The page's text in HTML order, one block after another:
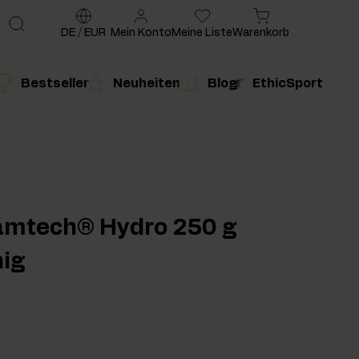
Bestseller Neuheiten Blog EthicSport
DE / EUR Mein Konto Meine ListeWarenkorb
Hydro 250 g